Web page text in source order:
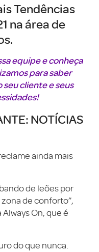
Tendências
na área de
equipe e conheça
para saber
cliente e seus
NOTÍCIAS
ainda mais
de leões por
de conforto”,
On, que é
do que nunca.